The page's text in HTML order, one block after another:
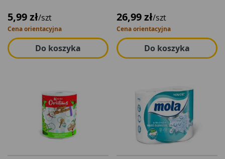
5,99 zł/szt
Cena orientacyjna
Do koszyka
26,99 zł/szt
Cena orientacyjna
Do koszyka